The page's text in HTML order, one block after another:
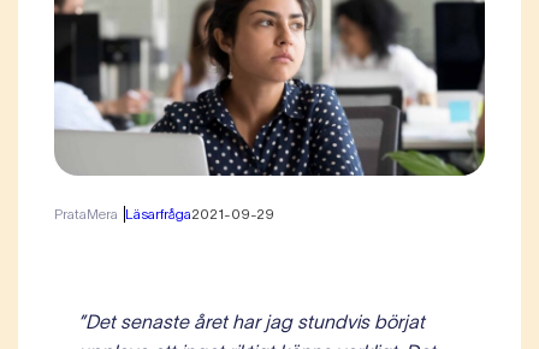
PrataMera Läsarfråga2021-09-29
”Det senaste året har jag stundvis börjat